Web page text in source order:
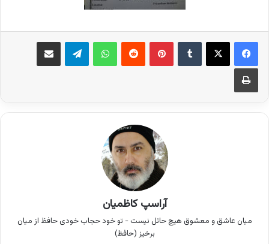
فیس بوک X ‫پین‌ترست ‫رددیت واتس آپ تلگرام
چاپ
آراسپ کاظمیان
میان عاشق و معشوق هیچ حائل نیست - تو خود حجاب خودی حافظ از میان
برخیز (حافظ)